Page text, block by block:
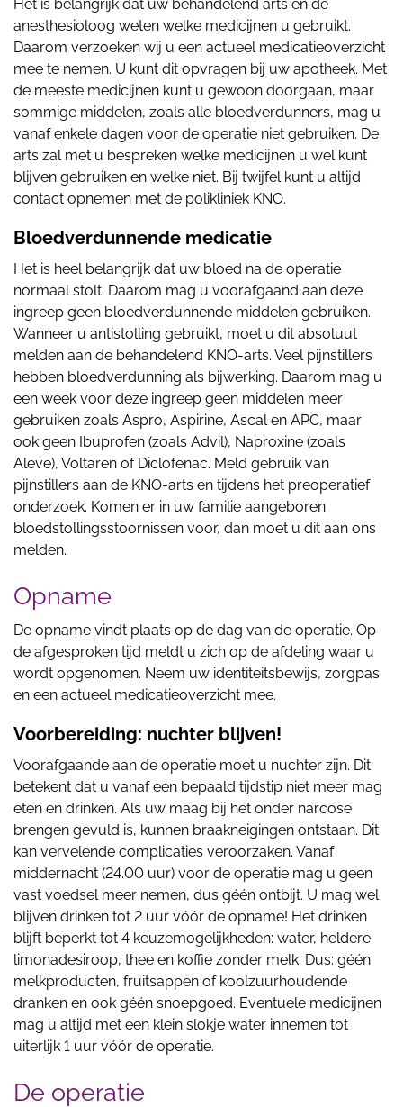
Het is belangrijk dat uw behandelend arts en de
anesthesioloog weten welke medicijnen u gebruikt.
Daarom verzoeken wij u een actueel medicatieoverzicht
mee te nemen. U kunt dit opvragen bij uw apotheek. Met
de meeste medicijnen kunt u gewoon doorgaan, maar
sommige middelen, zoals alle bloedverdunners, mag u
vanaf enkele dagen voor de operatie niet gebruiken. De
arts zal met u bespreken welke medicijnen u wel kunt
blijven gebruiken en welke niet. Bij twijfel kunt u altijd
contact opnemen met de polikliniek KNO.
Bloedverdunnende medicatie
Het is heel belangrijk dat uw bloed na de operatie
normaal stolt. Daarom mag u voorafgaand aan deze
ingreep geen bloedverdunnende middelen gebruiken.
Wanneer u antistolling gebruikt, moet u dit absoluut
melden aan de behandelend KNO-arts. Veel pijnstillers
hebben bloedverdunning als bijwerking. Daarom mag u
een week voor deze ingreep geen middelen meer
gebruiken zoals Aspro, Aspirine, Ascal en APC, maar
ook geen Ibuprofen (zoals Advil), Naproxine (zoals
Aleve), Voltaren of Diclofenac. Meld gebruik van
pijnstillers aan de KNO-arts en tijdens het preoperatief
onderzoek. Komen er in uw familie aangeboren
bloedstollingsstoornissen voor, dan moet u dit aan ons
melden.
Opname
De opname vindt plaats op de dag van de operatie. Op
de afgesproken tijd meldt u zich op de afdeling waar u
wordt opgenomen. Neem uw identiteitsbewijs, zorgpas
en een actueel medicatieoverzicht mee.
Voorbereiding: nuchter blijven!
Voorafgaande aan de operatie moet u nuchter zijn. Dit
betekent dat u vanaf een bepaald tijdstip niet meer mag
eten en drinken. Als uw maag bij het onder narcose
brengen gevuld is, kunnen braakneigingen ontstaan. Dit
kan vervelende complicaties veroorzaken. Vanaf
middernacht (24.00 uur) voor de operatie mag u geen
vast voedsel meer nemen, dus géén ontbijt. U mag wel
blijven drinken tot 2 uur vóór de opname! Het drinken
blijft beperkt tot 4 keuzemogelijkheden: water, heldere
limonadesiroop, thee en koffie zonder melk. Dus: géén
melkproducten, fruitsappen of koolzuurhoudende
dranken en ook géén snoepgoed. Eventuele medicijnen
mag u altijd met een klein slokje water innemen tot
uiterlijk 1 uur vóór de operatie.
De operatie